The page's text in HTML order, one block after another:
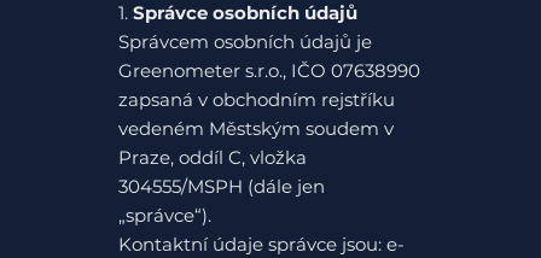
1. Správce osobních údajů
Správcem osobních údajů je
Greenometer s.r.o., IČO 07638990
zapsaná v obchodním rejstříku
vedeném Městským soudem v
Praze, oddíl C, vložka
304555/MSPH (dále jen
„správce“).
Kontaktní údaje správce jsou: e-